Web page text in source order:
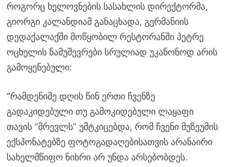
როგორც ხელოვნების სასახლის დირექტორმა,
გიორგი კალანდიამ განაცხადა, გერმანიის
დედაქალაქში მოწყობილ რესტორანში პეტრე
ოცხელის ნამუშევრები სრულიად უკანონოდ არის
გამოყენებული:
“რამდენიმე დღის წინ ერთი ჩვენზე
გადაკიდებული თუ გამოკიდებული ლაყაფი
თავის “მრევლს” უმტკიცებდა, რომ ჩვენი მუზეუმის
ექსპონატებზე ფოტოგადაღებისათვის არანაირი
სახელმწიფო ნიხრი არ უნდა არსებობდეს.